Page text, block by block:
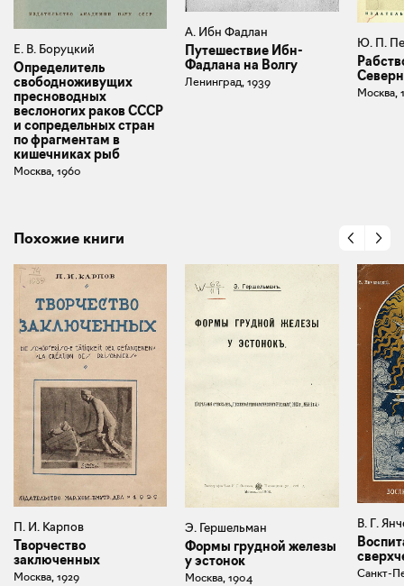
Е. В. Боруцкий
Определитель
свободноживущих
пресноводных
веслоногих раков СССР
и сопредельных стран
по фрагментам в
кишечниках рыб
Москва, 1960
А. Ибн Фадлан
Путешествие Ибн-
Фадлана на Волгу
Ленинград, 1939
Ю. П.
Москва,
Похожие книги
П. И. Карпов
Творчество
заключенных
Москва, 1929
Э. Гершельман
Формы грудной железы
у эстонок
Москва, 1904
В. Г.
Санкт-